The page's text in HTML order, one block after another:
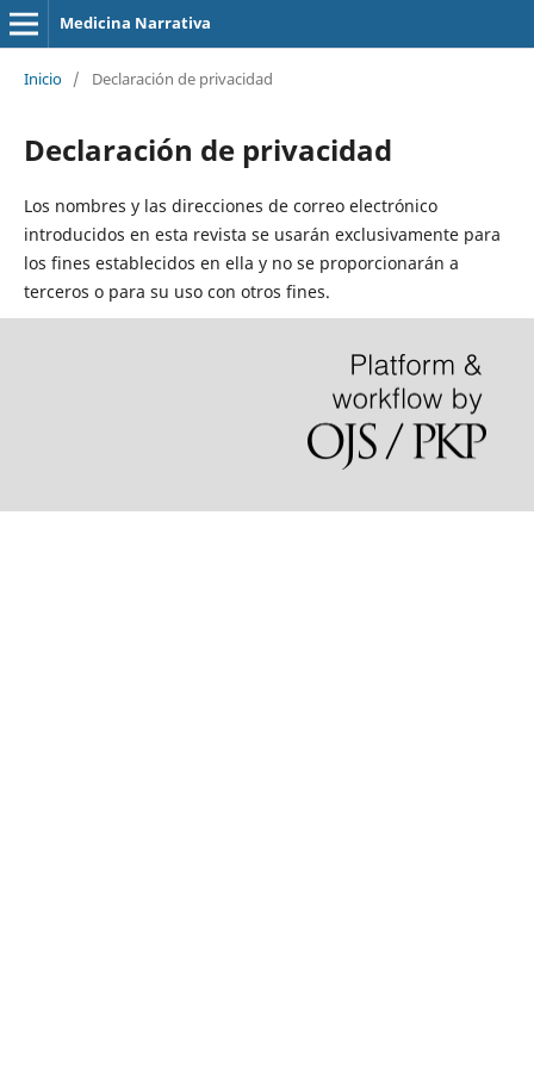
Medicina Narrativa
Inicio / Declaración de privacidad
Declaración de privacidad
Los nombres y las direcciones de correo electrónico
introducidos en esta revista se usarán exclusivamente para
los fines establecidos en ella y no se proporcionarán a
terceros o para su uso con otros fines.